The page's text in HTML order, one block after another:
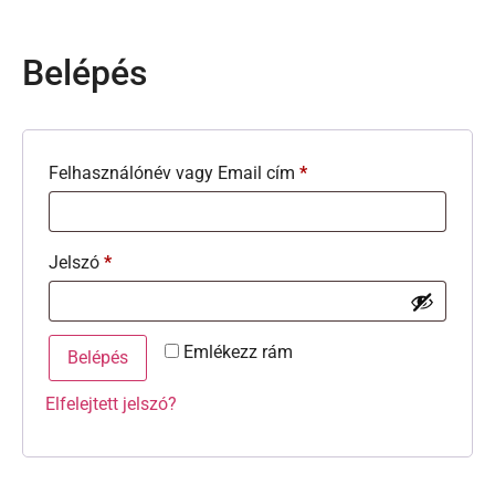
Belépés
Felhasználónév vagy Email cím *
Jelszó *
Emlékezz rám
Belépés
Elfelejtett jelszó?